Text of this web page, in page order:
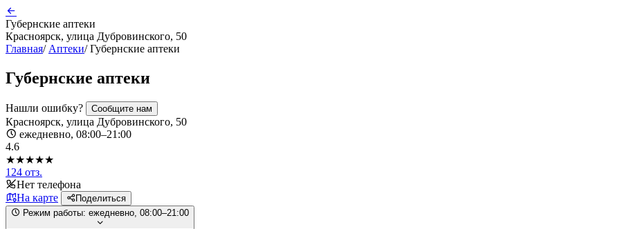
Губернские аптеки
Красноярск, улица Дубровинского, 50
Главная/ Аптеки/ Губернские аптеки
Губернские аптеки
Нашли ошибку? Сообщите нам
Красноярск, улица Дубровинского, 50
ежедневно, 08:00–21:00
4.6
★★★★★
124 отз.
Нет телефона
На карте
Поделиться
Режим работы: ежедневно, 08:00–21:00